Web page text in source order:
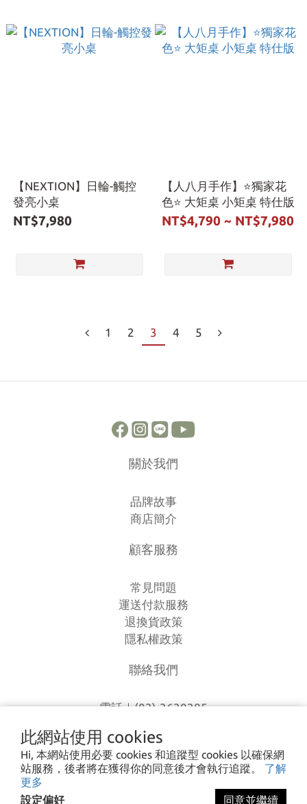
此網站使用 cookies
Hi, 本網站使用必要 cookies 和追蹤型 cookies 以確保網
站服務，後者將在獲得你的同意後才會執行追蹤。 了解
更多
設定偏好
同意並繼續
【NEXTION】日輪-觸控
發亮小桌
NT$7,980
【人八月手作】⭐獨家花
色⭐ 大矩桌 小矩桌 特仕版
NT$4,790 ~ NT$7,980
1 2 3 4 5
關於我們
品牌故事
商店簡介
顧客服務
常見問題
運送付款服務
退換貨政策
隱私權政策
聯絡我們
電話｜(03)-3630385
信箱｜loverlien@gmail.com
地址｜桃園市八德區和平路1168巷7號